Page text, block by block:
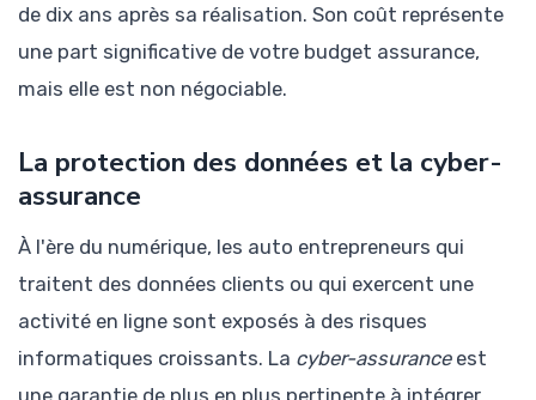
de dix ans après sa réalisation. Son coût représente
une part significative de votre budget assurance,
mais elle est non négociable.
La protection des données et la cyber-
assurance
À l'ère du numérique, les auto entrepreneurs qui
traitent des données clients ou qui exercent une
activité en ligne sont exposés à des risques
informatiques croissants. La cyber-assuranceest
une garantie de plus en plus pertinente à intégrer